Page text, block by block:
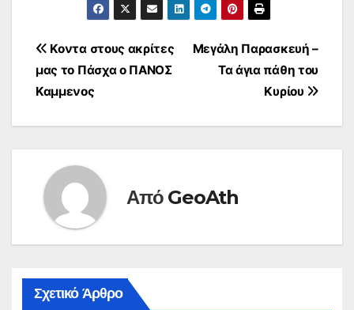
Πλοήγηση
άρθρων
Μεγάλη Παρασκευή –
Τα άγια πάθη του
Κυρίου
Κοντα στους ακρίτες
μας το Πάσχα ο ΠΑΝΟΣ
Καμμενος
Από GeoAth
Σχετικό Άρθρο